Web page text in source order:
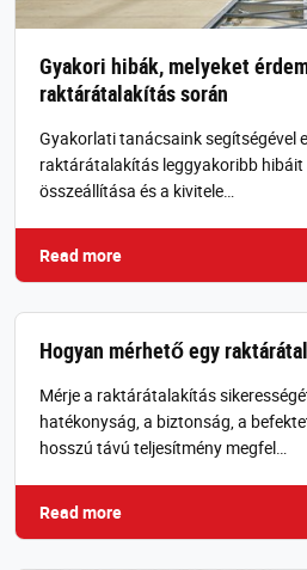
Gyakori hibák, melyeket
raktárátalakítás során
Gyakorlati tanácsaink segítségével
raktárátalakítás leggyakoribb hibáit
összeállítása és a kivitele…
Read more
Hogyan mérhető egy
Mérje a raktárátalakítás
hatékonyság, a biztonság, a
hosszú távú teljesítmény megfel…
Read more